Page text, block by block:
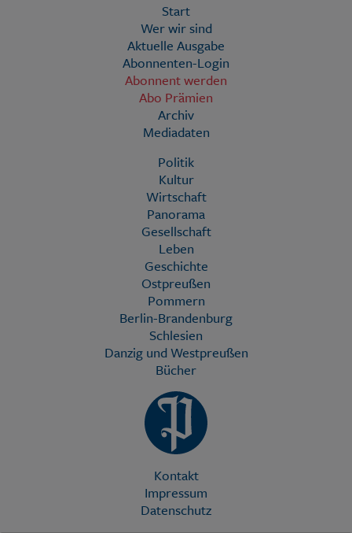
Start
Wer wir sind
Aktuelle Ausgabe
Abonnenten-Login
Abonnent werden
Abo Prämien
Archiv
Mediadaten
Politik
Kultur
Wirtschaft
Panorama
Gesellschaft
Leben
Geschichte
Ostpreußen
Pommern
Berlin-Brandenburg
Schlesien
Danzig und Westpreußen
Bücher
Kontakt
Impressum
Datenschutz